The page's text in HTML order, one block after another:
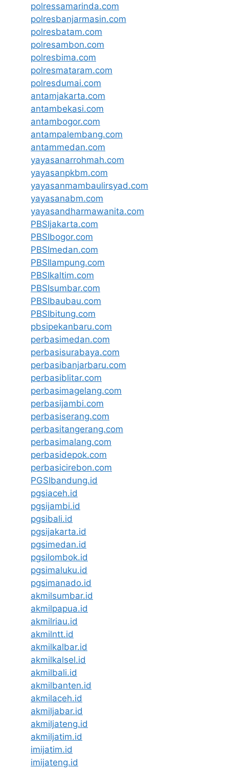
polressamarinda.com
polresbanjarmasin.com
polresbatam.com
polresambon.com
polresbima.com
polresmataram.com
polresdumai.com
antamjakarta.com
antambekasi.com
antambogor.com
antampalembang.com
antammedan.com
yayasanarrohmah.com
yayasanpkbm.com
yayasanmambaulirsyad.com
yayasanabm.com
yayasandharmawanita.com
PBSIjakarta.com
PBSIbogor.com
PBSImedan.com
PBSIlampung.com
PBSIkaltim.com
PBSIsumbar.com
PBSIbaubau.com
PBSIbitung.com
pbsipekanbaru.com
perbasimedan.com
perbasisurabaya.com
perbasibanjarbaru.com
perbasiblitar.com
perbasimagelang.com
perbasijambi.com
perbasiserang.com
perbasitangerang.com
perbasimalang.com
perbasidepok.com
perbasicirebon.com
PGSIbandung.id
pgsiaceh.id
pgsijambi.id
pgsibali.id
pgsijakarta.id
pgsimedan.id
pgsilombok.id
pgsimaluku.id
pgsimanado.id
akmilsumbar.id
akmilpapua.id
akmilriau.id
akmilntt.id
akmilkalbar.id
akmilkalsel.id
akmilbali.id
akmilbanten.id
akmilaceh.id
akmiljabar.id
akmiljateng.id
akmiljatim.id
imijatim.id
imijateng.id